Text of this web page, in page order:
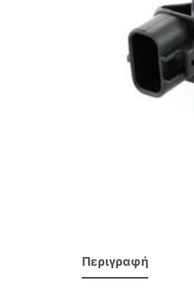
Περιγραφή